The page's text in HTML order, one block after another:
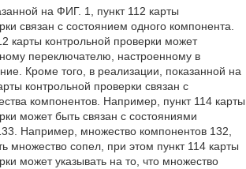
на ФИГ. 1, пункт 112 карты
связан с состоянием одного компонента.
карты контрольной проверки может
переключателю, настроенному в
Кроме того, в реализации, показанной на
контрольной проверки связан с
компонентов. Например, пункт 114 карты
может быть связан с состояниями
Например, множество компонентов 132,
множество сопел, при этом пункт 114 карты
может указывать на то, что множество